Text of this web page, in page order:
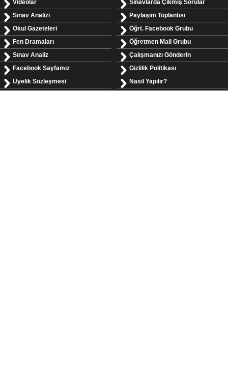
Videolar
Sınav Analizi
Okul Gazeteleri
Fen Dramaları
Sınav Analiz
Facebook Sayfamız
Üyelik Sözleşmesi
Sınavlarda Çıkmış Sorular
Paylaşım Toplantısı
Öğrt. Facebook Grubu
Öğretmen Mail Grubu
Çalışmanızı Gönderin
Gizlilik Politikası
Nasil Yapılır?